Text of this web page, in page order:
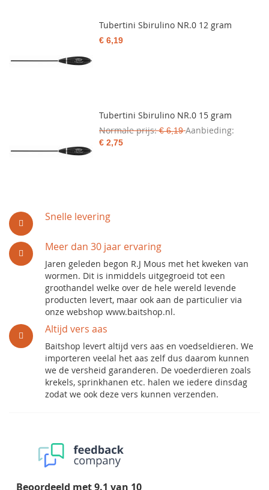
Snelle levering
Meer dan 30 jaar ervaring
Jaren geleden begon R.J Mous met het kweken van
wormen. Dit is inmiddels uitgegroeid tot een
groothandel welke over de hele wereld levende
producten levert, maar ook aan de particulier via
onze webshop www.baitshop.nl.
Altijd vers aas
Baitshop levert altijd vers aas en voedseldieren. We
importeren veelal het aas zelf dus daarom kunnen
we de versheid garanderen. De voederdieren zoals
krekels, sprinkhanen etc. halen we iedere dinsdag
zodat we ook deze vers kunnen verzenden.
Beoordeeld met9.1 van 10
Tubertini Sbirulino NR.0 12 gram
€ 6,19
Tubertini Sbirulino NR.0 15 gram
Normale prijs € 6,19 Aanbieding
€ 2,75